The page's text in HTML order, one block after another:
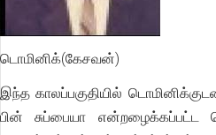
டொமினிக்(கேசவன்)
இந்த காலப்பகுதியில்
பின் சுப்பையா என்றழைக்கப்பட்ட